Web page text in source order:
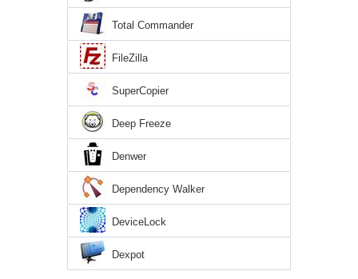
Total Commander
FileZilla
SuperCopier
Deep Freeze
Denwer
Dependency Walker
DeviceLock
Dexpot